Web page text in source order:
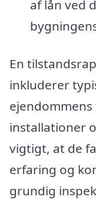
af lån ved
En
inkluderer
ejendommens
installationer
vigtigt, at de
erfaring og
grundig